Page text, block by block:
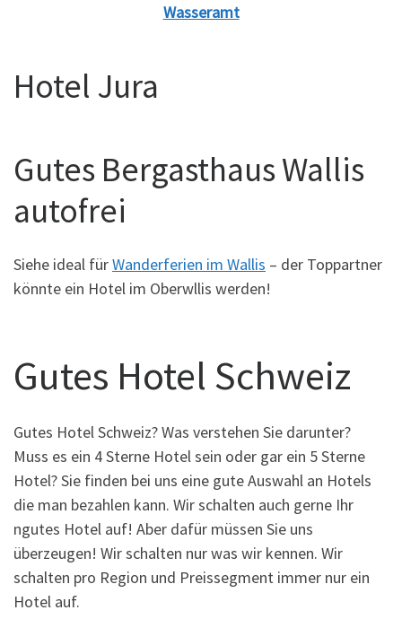
Wasseramt
Hotel Jura
Gutes Bergasthaus Wallis
autofrei
Siehe ideal fürWanderferien im Wallis – der Toppartner
könnte ein Hotel im Oberwllis werden!
Gutes Hotel Schweiz
Gutes Hotel Schweiz? Was verstehen Sie darunter?
Muss es ein 4 Sterne Hotel sein oder gar ein 5 Sterne
Hotel? Sie finden bei uns eine gute Auswahl an Hotels
die man bezahlen kann. Wir schalten auch gerne Ihr
ngutes Hotel auf! Aber dafür müssen Sie uns
überzeugen! Wir schalten nur was wir kennen. Wir
schalten pro Region und Preissegment immer nur ein
Hotel auf.